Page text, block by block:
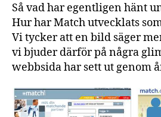
Så vad har egentligen hänt
Hur har Match utvecklats
Vi tycker att en bild säger
vi bjuder därför på några
webbsida har sett ut genom